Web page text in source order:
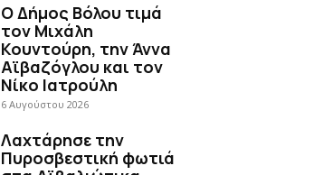
Ο Δήμος Βόλου τιμά
τον Μιχάλη
Κουντούρη, την Άννα
Αϊβαζόγλου και τον
Νίκο Ιατρούλη
6 Αυγούστου 2026
Λαχτάρησε την
Πυροσβεστική φωτιά